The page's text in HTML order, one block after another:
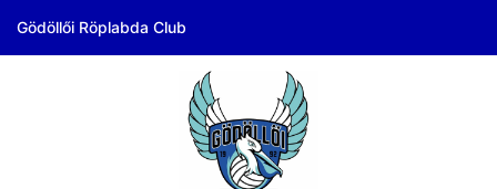
Gödöllői Röplabda Club